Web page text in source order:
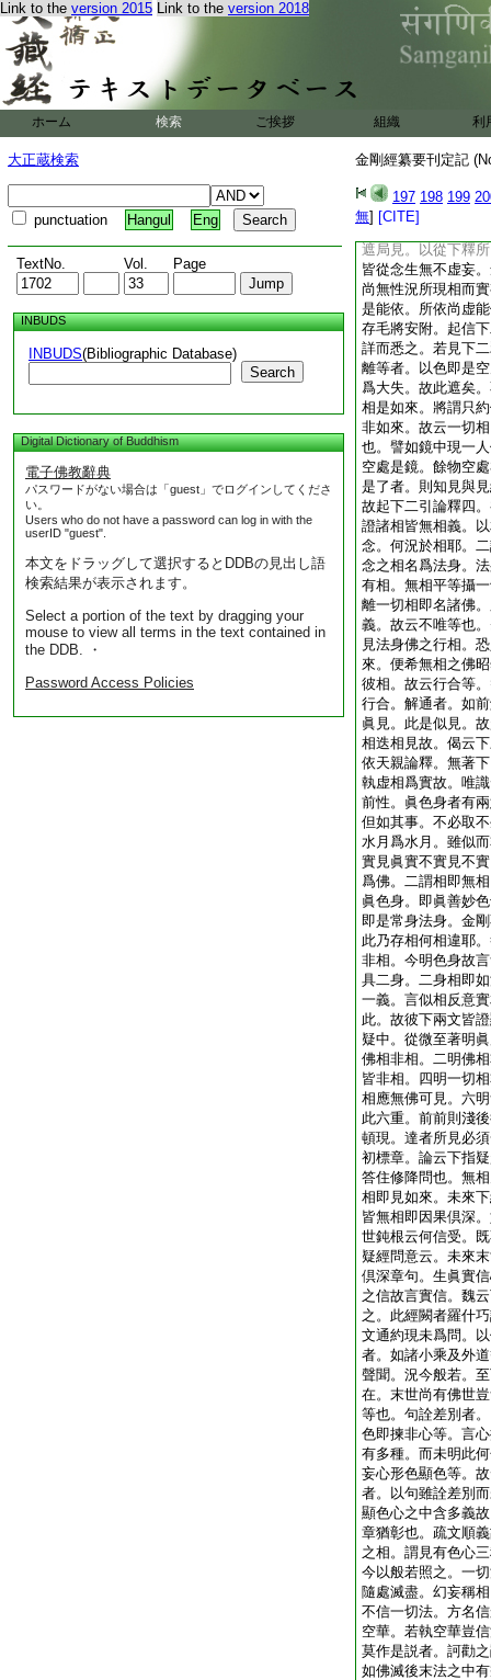
Link to the version 2015 Link to the version 2018
ホーム 検索 ご挨拶 組織 利
大正蔵検索
punctuation Hangul Eng
TextNo. Vol. Page
INBUDS
INBUDS(Bibliographic Database)
Search
Digital Dictionary of Buddhism
電子佛教辭典
パスワードがない場合は「guest」でログインしてくださ
い。
Users who do not have a password can log in with the
userID "guest".
本文をドラッグして選択するとDDBの見出し語
検索結果が表示されます。
Select a portion of the text by dragging your
mouse to view all terms in the text contained in
the DDB. ・
Password Access Policies
金剛經纂要刊定記
197 198 199
無] [CITE]
引唯識釋相。謂從
滅。前後改變爲異
來非前際生非後際
故異此也。印無相
自無生。即見非相
如來。由是則知佛
二。初正釋。非但
即三乘賢聖。依有
故重牒之。諸法雖
一切也。此釋經中
聞説身相非相。將
遮局見。以從下釋
皆從念生無不虚妄
尚無性況所現相而
是能依。所依尚虚
存毛將安附。起信
詳而悉之。若見下
離等者。以色即是
爲大失。故此遮矣
相是如來。將謂只
非如來。故云一切
也。譬如鏡中現一
空處是鏡。餘物空
是了者。則知見與
故起下二引論釋四
證諸相皆無相義。
念。何況於相耶。
念之相名爲法身。
有相。無相平等攝
離一切相即名諸佛
義。故云不唯等也
見法身佛之行相。
來。便希無相之佛
彼相。故云行合等
行合。解通者。如
眞見。此是似見。
相迭相見故。偈云
依天親論釋。無著
執虚相爲實故。唯
前性。眞色身者有
但如其事。不必取
水月爲水月。雖似
實見眞實不實見不
爲佛。二謂相即無
眞色身。即眞善妙
即是常身法身。金
此乃存相何相違耶
非相。今明色身故
具二身。二身相即
一義。言似相反意
此。故彼下兩文皆
疑中。從微至著明
佛相非相。二明佛
皆非相。四明一切
相應無佛可見。六
此六重。前前則淺
頓現。達者所見必
初標章。論云下指
答住修降問也。無
相即見如來。未來
皆無相即因果倶深
世鈍根云何信受。
疑經問意云。未來
倶深章句。生眞實
之信故言實信。魏
之。此經闕者羅什
文通約現未爲問。
者。如諸小乘及外
聲聞。況今般若。
在。末世尚有佛世
等也。句詮差別者
色即揀非心等。言
有多種。而未明此
妄心形色顯色等。
者。以句雖詮差別
顯色心之中含多義
章猶彰也。疏文順
之相。謂見有色心
今以般若照之。一
隨處滅盡。幻妄稱
不信一切法。方名
空華。若執空華豈
莫作是説者。訶勸
如佛滅後末法之中